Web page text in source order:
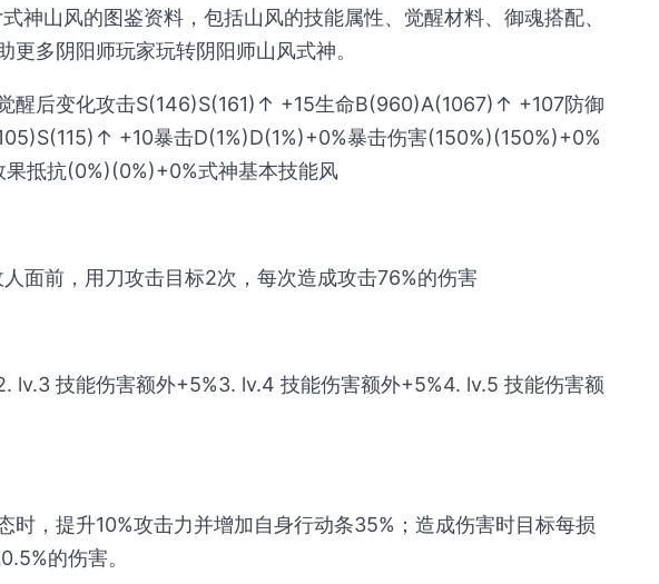
神山风的图鉴资料，包括山风的技能属性、觉醒材料、御魂搭配、
更多阴阳师玩家玩转阴阳师山风式神。
醒后变化攻击S(146)S(161)↑ +15生命B(960)A(1067)↑ +107防御
+10暴击D(1%)D(1%)+0%暴击伤害(150%)(150%)+0%
抵抗(0%)(0%)+0%式神基本技能风
面前，用刀攻击目标2次，每次造成攻击76%的伤害
lv.3 技能伤害额外+5%3. lv.4 技能伤害额外+5%4. lv.5 技能伤害额
时，提升10%攻击力并增加自身行动条35%；造成伤害时目标每损
的伤害。